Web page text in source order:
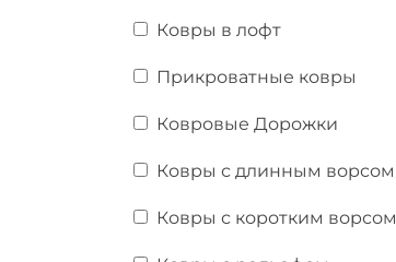
Ковры в лофт
Прикроватные ковры
Ковровые Дорожки
Ковры с длинным ворсом
Ковры с коротким ворсом